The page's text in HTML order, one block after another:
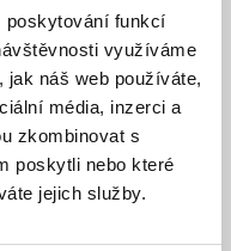
poskytování funkcí
využíváme
jak náš web používáte,
média, inzerci a
zkombinovat s
poskytli nebo které
jejich služby.